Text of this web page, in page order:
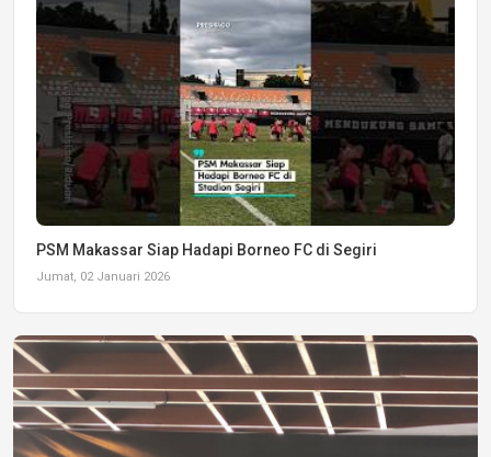
PSM Makassar Siap Hadapi Borneo FC di Segiri
Jumat, 02 Januari 2026